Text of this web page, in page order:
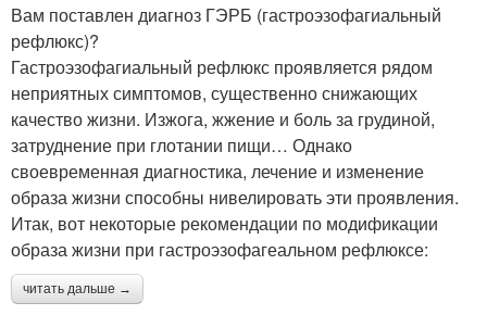
Вам поставлен диагноз ГЭРБ (гастроэзофагиальный
рефлюкс)?
Гастроэзофагиальный рефлюкс проявляется рядом
неприятных симптомов, существенно снижающих
качество жизни. Изжога, жжение и боль за грудиной,
затруднение при глотании пищи… Однако
своевременная диагностика, лечение и изменение
образа жизни способны нивелировать эти проявления.
Итак, вот некоторые рекомендации по модификации
образа жизни при гастроэзофагеальном рефлюксе:
читать дальше →